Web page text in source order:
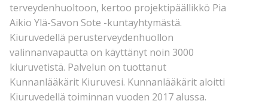
terveydenhuoltoon, kertoo projektipäällikkö Pia
Aikio Ylä-Savon Sote -kuntayhtymästä.
Kiuruvedellä perusterveydenhuollon
valinnanvapautta on käyttänyt noin 3000
kiuruvetistä. Palvelun on tuottanut
Kunnanlääkärit Kiuruvesi. Kunnanlääkärit aloitti
Kiuruvedellä toiminnan vuoden 2017 alussa.